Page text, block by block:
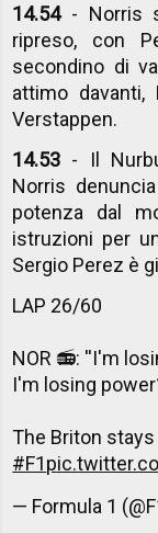
14.54- Norris
ripreso, con
secondino di
attimo
Verstappen.
14.53 - Il
Norris
potenza dal
istruzioni per
Sergio Perez è
LAP 26/60
NOR 📻: ''I'm
I'm losing
The Briton
#F1
— Formula 1